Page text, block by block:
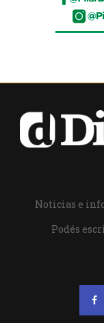
Noticias e
Podés